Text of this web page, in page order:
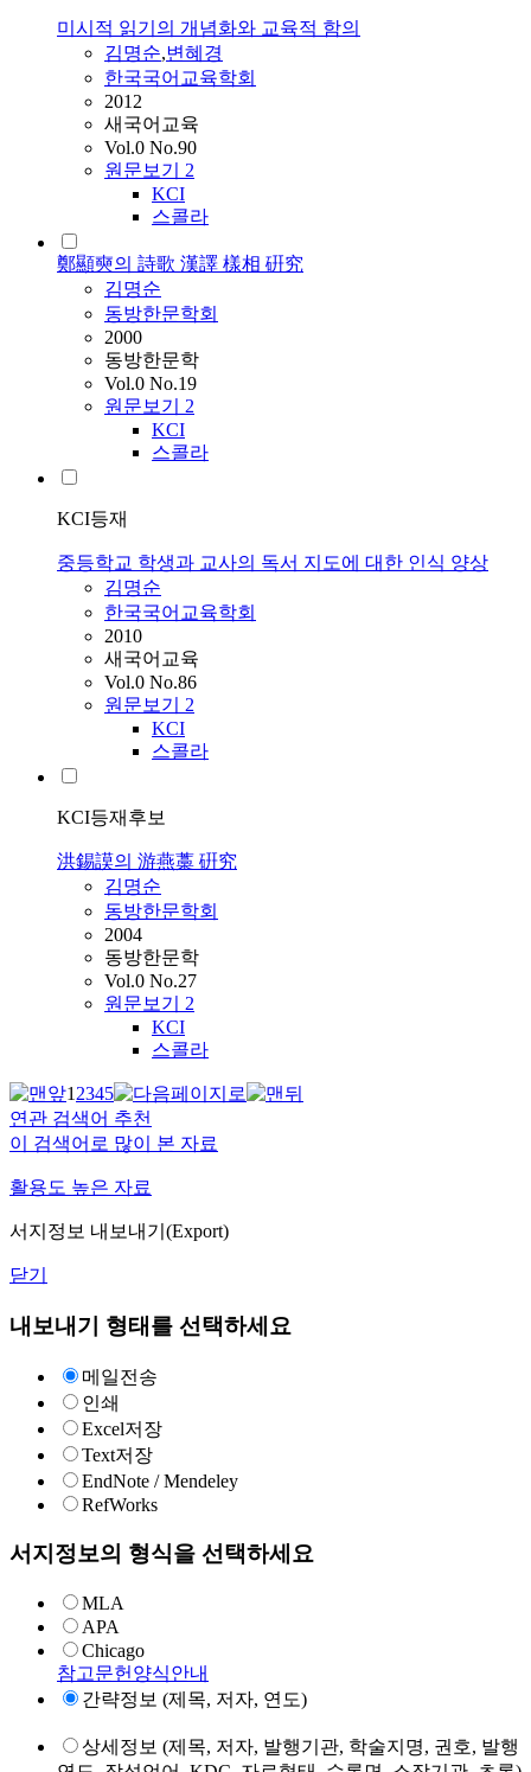
미시적 읽기의 개념화와 교육적 함의
김명순,변혜경
한국국어교육학회
2012
새국어교육
Vol.0 No.90
원문보기 2
KCI
스콜라
鄭顯奭의 詩歌 漢譯 樣相 硏究
김명순
동방한문학회
2000
동방한문학
Vol.0 No.19
원문보기 2
KCI
스콜라
KCI등재
중등학교 학생과 교사의 독서 지도에 대한 인식 양상
김명순
한국국어교육학회
2010
새국어교육
Vol.0 No.86
원문보기 2
KCI
스콜라
KCI등재후보
洪錫謨의 游燕藁 硏究
김명순
동방한문학회
2004
동방한문학
Vol.0 No.27
원문보기 2
KCI
스콜라
12345
연관 검색어 추천
이 검색어로 많이 본 자료
활용도 높은 자료
서지정보 내보내기(Export)
닫기
내보내기 형태를 선택하세요
메일전송
인쇄
Excel저장
Text저장
EndNote / Mendeley
RefWorks
서지정보의 형식을 선택하세요
MLA
APA
Chicago
참고문헌양식안내
간략정보 (제목, 저자, 연도)
상세정보 (제목, 저자, 발행기관, 학술지명, 권호, 발행